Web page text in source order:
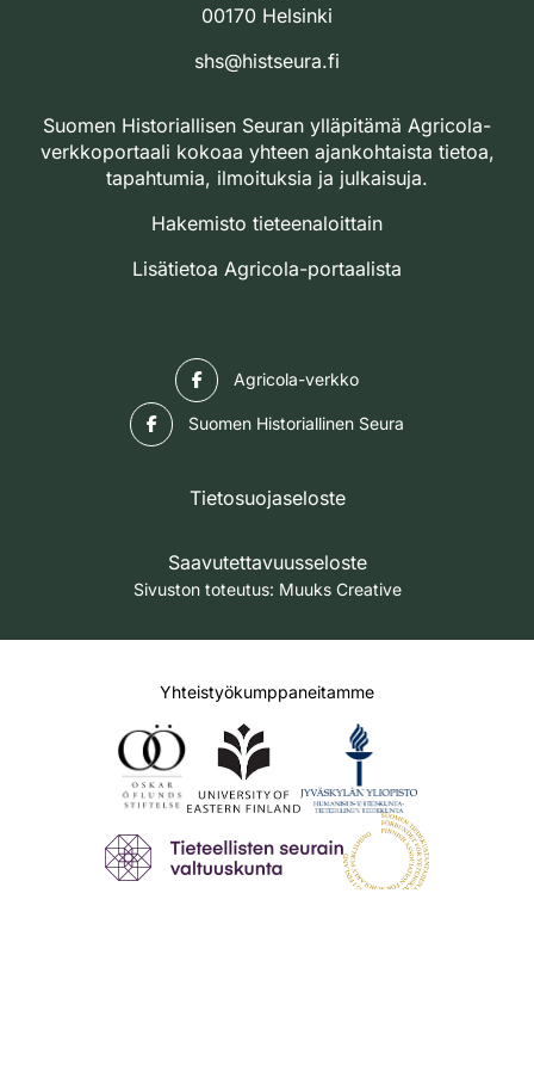
00170 Helsinki
shs@histseura.fi
Suomen Historiallisen Seuran ylläpitämä Agricola-
verkkoportaali kokoaa yhteen ajankohtaista tietoa,
tapahtumia, ilmoituksia ja julkaisuja.
Hakemisto tieteenaloittain
Lisätietoa Agricola-portaalista
Agricola-verkko
Suomen Historiallinen Seura
Tietosuojaseloste
Saavutettavuusseloste
Sivuston toteutus: Muuks Creative
Yhteistyökumppaneitamme